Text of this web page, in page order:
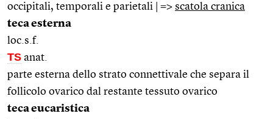
occipitali, temporali e parietali | => scatola cranica
teca esterna
loc.s.f.
TS anat.
parte esterna dello strato connettivale che separa il
follicolo ovarico dal restante tessuto ovarico
teca eucaristica